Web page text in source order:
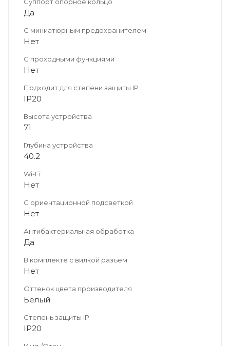
Да
С миниатюрным предохранителем
Нет
С проходными функциями
Нет
Подходит для степени защиты IP
IP20
Высота устройства
71
Глубина устройства
40.2
Wi-Fi
Нет
С ориентационной подсветкой
Нет
Антибактериальная обработка
Да
В комплекте с вилкой разъем
Нет
Оттенок цвета производителя
Белый
Степень защиты IP
IP20